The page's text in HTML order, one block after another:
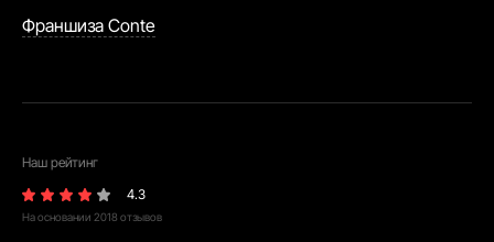
Франшиза Conte
Наш рейтинг
4.3
На основании 2018 отзывов